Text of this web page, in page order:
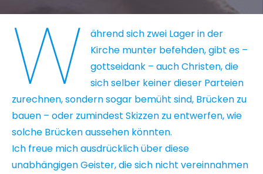
W
ährend sich zwei Lager in der
Kirche munter befehden, gibt es –
gottseidank – auch Christen, die
sich selber keiner dieser Parteien
zurechnen, sondern sogar bemüht sind, Brücken zu
bauen – oder zumindest Skizzen zu entwerfen, wie
solche Brücken aussehen könnten.
Ich freue mich ausdrücklich über diese
unabhängigen Geister, die sich nicht vereinnahmen